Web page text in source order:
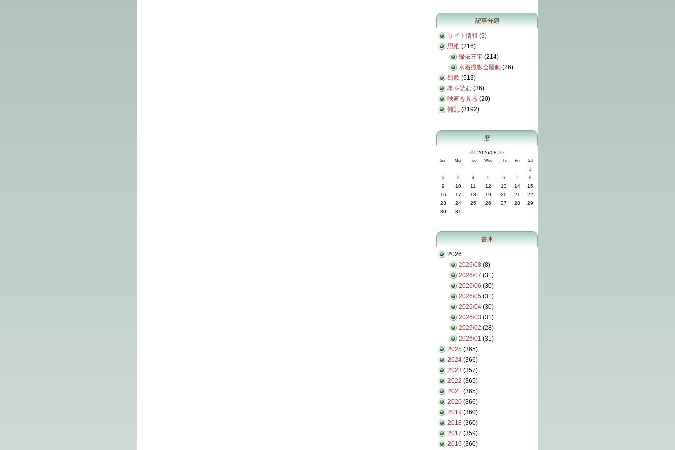
記事分類
サイト情報 (9)
思惟 (216)
帰依三宝 (214)
水着撮影会騒動 (26)
短歌 (513)
本を読む (36)
映画を見る (20)
雑記 (3192)
暦
<< 2026/08 >>
Sun Mon Tue Wed Thu Fri Sat
1
2
3 4 5 6 7
8
9
10 11 12 13 14
15
16
17 18 19 20 21
22
23
24 25 26 27 28
29
30
31
書庫
2026
2026/08 (8)
2026/07 (31)
2026/06 (30)
2026/05 (31)
2026/04 (30)
2026/03 (31)
2026/02 (28)
2026/01 (31)
2025 (365)
2024 (366)
2023 (357)
2022 (365)
2021 (365)
2020 (366)
2019 (360)
2018 (360)
2017 (359)
2016 (360)